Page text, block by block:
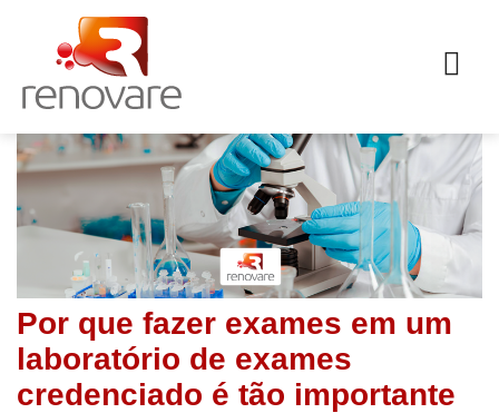
Por que fazer exames em um
laboratório de exames
credenciado é tão importante